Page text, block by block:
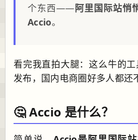
个东西——阿里国际站悄
Accio。
看完我直拍大腿：这么牛的
发布，国内电商圈好多人都还
🤔 Accio 是什么？